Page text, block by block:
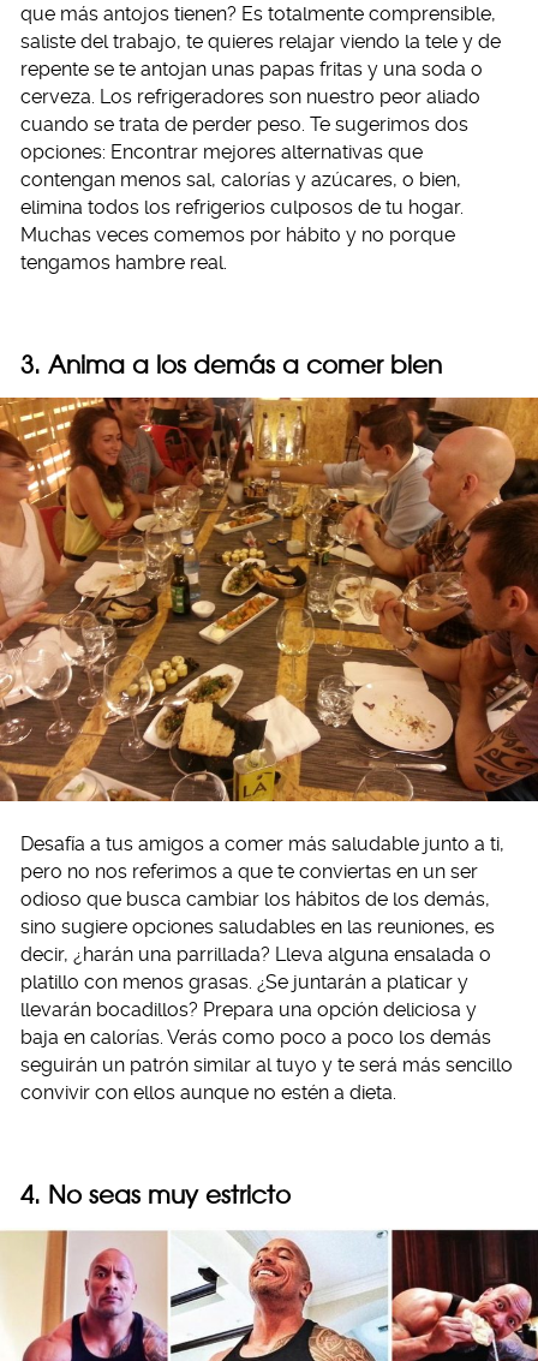
que más antojos tienen? Es totalmente comprensible,
saliste del trabajo, te quieres relajar viendo la tele y de
repente se te antojan unas papas fritas y una soda o
cerveza. Los refrigeradores son nuestro peor aliado
cuando se trata de perder peso. Te sugerimos dos
opciones: Encontrar mejores alternativas que
contengan menos sal, calorías y azúcares, o bien,
elimina todos los refrigerios culposos de tu hogar.
Muchas veces comemos por hábito y no porque
tengamos hambre real.
3. Anima a los demás a comer bien
Desafía a tus amigos a comer más saludable junto a ti,
pero no nos referimos a que te conviertas en un ser
odioso que busca cambiar los hábitos de los demás,
sino sugiere opciones saludables en las reuniones, es
decir, ¿harán una parrillada? Lleva alguna ensalada o
platillo con menos grasas. ¿Se juntarán a platicar y
llevarán bocadillos? Prepara una opción deliciosa y
baja en calorías. Verás como poco a poco los demás
seguirán un patrón similar al tuyo y te será más sencillo
convivir con ellos aunque no estén a dieta.
4. No seas muy estricto